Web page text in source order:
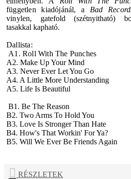
független kiadójánál, a Bad
vinylen, gatefold (szétnyitható)
tasakkal kapható.
Dallista:
A1. Roll With The Punches
A2. Make Up Your Mind
A3. Never Ever Let You Go
A4. A Little More Understanding
A5. Life Is Beautiful
B1. Be The Reason
B2. Two Arms To Hold You
B3. Love Is Stronger Than Hate
B4. How's That Workin' For Ya?
B5. Will We Ever Be Friends Again
RÉSZLETEK